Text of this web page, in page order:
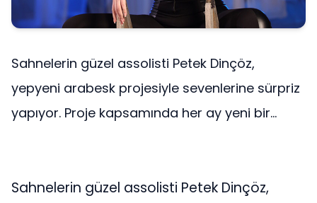
Sahnelerin güzel assolisti Petek Dinçöz,
yepyeni arabesk projesiyle sevenlerine sürpriz
yapıyor. Proje kapsamında her ay yeni bir...
Sahnelerin güzel assolisti Petek Dinçöz,